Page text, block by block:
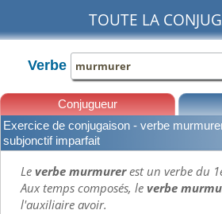
TOUTE LA
Verbe
Conjugueur
Leçons
Exercice de conjugaison - verbe
subjonctif imparfait
Leverbe murmurerest un verbe du
Aux temps composés, leverbe
l'auxiliaire avoir.